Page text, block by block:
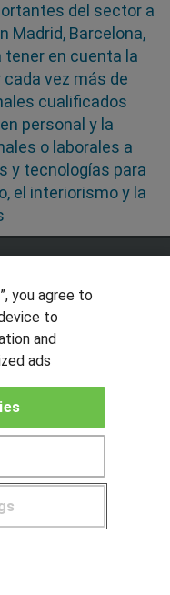
del sector a
Madrid, Barcelona,
tener en cuenta la
vez más de
cualificados
personal y la
o laborales a
y tecnologías para
el interiorismo y la
duda? 900 264 357
you agree to
to
and
ads